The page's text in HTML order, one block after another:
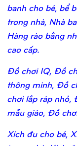
banh cho bé, bể
trong nhà, Nhà
Hàng rào bằng
cao cấp.
Đồ chơi IQ, Đồ
thông minh, Đồ
chơi lắp ráp
mẫu giáo, Đồ
Xích đu cho bé,